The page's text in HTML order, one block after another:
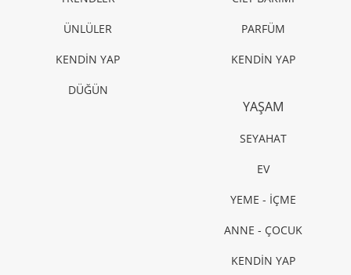
ÜNLÜLER
KENDİN YAP
DÜĞÜN
PARFÜM
KENDİN YAP
YAŞAM
SEYAHAT
EV
YEME - İÇME
ANNE - ÇOCUK
KENDİN YAP